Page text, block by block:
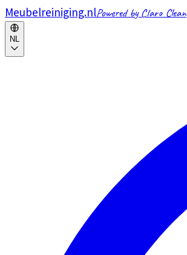
Meubelreiniging.nlPowered by Claro Clean
NL